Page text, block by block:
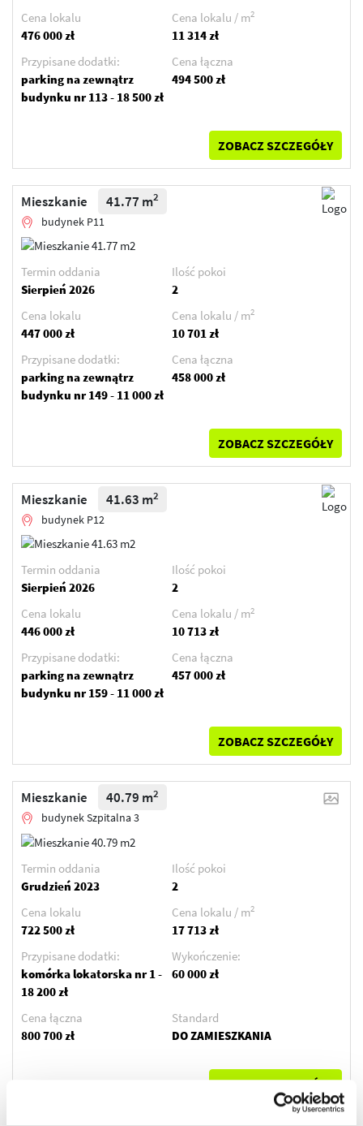
Cena lokalu
476 000 zł
Cena lokalu / m2
11 314 zł
Przypisane dodatki:
parking na zewnątrz
budynku nr 113 - 18 500 zł
Cena łączna
494 500 zł
ZOBACZ SZCZEGÓŁY
Mieszkanie 41.77 m2
budynek P11
Termin oddania
Sierpień 2026
Ilość pokoi
2
Cena lokalu
447 000 zł
Cena lokalu / m2
10 701 zł
Przypisane dodatki:
parking na zewnątrz
budynku nr 149 - 11 000 zł
Cena łączna
458 000 zł
ZOBACZ SZCZEGÓŁY
Mieszkanie 41.63 m2
budynek P12
Termin oddania
Sierpień 2026
Ilość pokoi
2
Cena lokalu
446 000 zł
Cena lokalu / m2
10 713 zł
Przypisane dodatki:
parking na zewnątrz
budynku nr 159 - 11 000 zł
Cena łączna
457 000 zł
ZOBACZ SZCZEGÓŁY
Mieszkanie 40.79 m2
budynek Szpitalna 3
Termin oddania
Grudzień 2023
Ilość pokoi
2
Cena lokalu
722 500 zł
Cena lokalu / m2
17 713 zł
Przypisane dodatki:
komórka lokatorska nr 1 -
18 200 zł
Wykończenie:
60 000 zł
Cena łączna
800 700 zł
Standard
DO ZAMIESZKANIA
ZOBACZ SZCZEGÓŁY